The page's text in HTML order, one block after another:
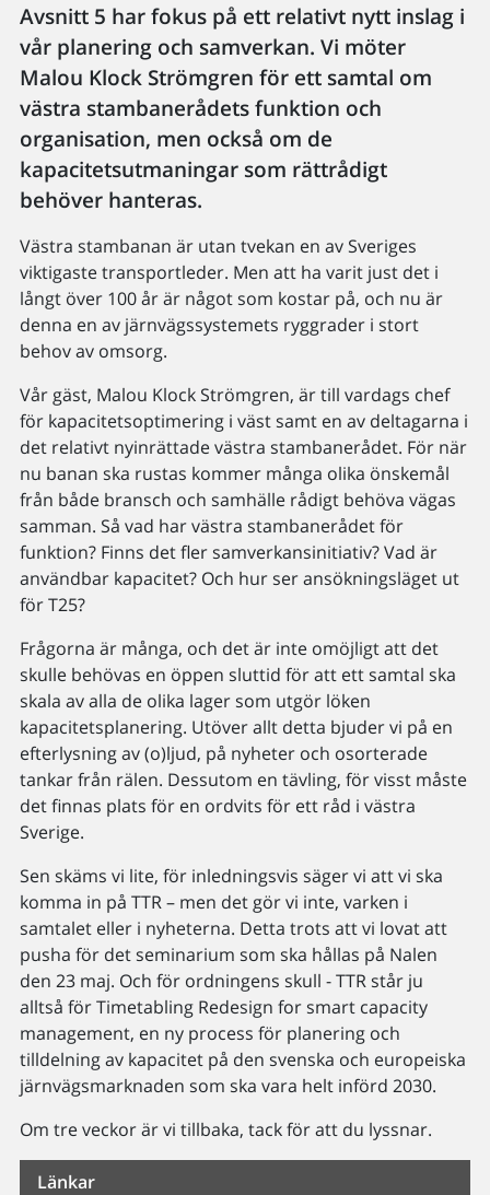
Avsnitt 5 har fokus på ett relativt nytt inslag i
vår planering och samverkan. Vi möter
Malou Klock Strömgren för ett samtal om
västra stambanerådets funktion och
organisation, men också om de
kapacitetsutmaningar som rättrådigt
behöver hanteras.
Västra stambanan är utan tvekan en av Sveriges
viktigaste transportleder. Men att ha varit just det i
långt över 100 år är något som kostar på, och nu är
denna en av järnvägssystemets ryggrader i stort
behov av omsorg.
Vår gäst, Malou Klock Strömgren, är till vardags chef
för kapacitetsoptimering i väst samt en av deltagarna i
det relativt nyinrättade västra stambanerådet. För när
nu banan ska rustas kommer många olika önskemål
från både bransch och samhälle rådigt behöva vägas
samman. Så vad har västra stambanerådet för
funktion? Finns det fler samverkansinitiativ? Vad är
användbar kapacitet? Och hur ser ansökningsläget ut
för T25?
Frågorna är många, och det är inte omöjligt att det
skulle behövas en öppen sluttid för att ett samtal ska
skala av alla de olika lager som utgör löken
kapacitetsplanering. Utöver allt detta bjuder vi på en
efterlysning av (o)ljud, på nyheter och osorterade
tankar från rälen. Dessutom en tävling, för visst måste
det finnas plats för en ordvits för ett råd i västra
Sverige.
Sen skäms vi lite, för inledningsvis säger vi att vi ska
komma in på TTR – men det gör vi inte, varken i
samtalet eller i nyheterna. Detta trots att vi lovat att
pusha för det seminarium som ska hållas på Nalen
den 23 maj. Och för ordningens skull - TTR står ju
alltså för Timetabling Redesign for smart capacity
management, en ny process för planering och
tilldelning av kapacitet på den svenska och europeiska
järnvägsmarknaden som ska vara helt införd 2030.
Om tre veckor är vi tillbaka, tack för att du lyssnar.
Länkar